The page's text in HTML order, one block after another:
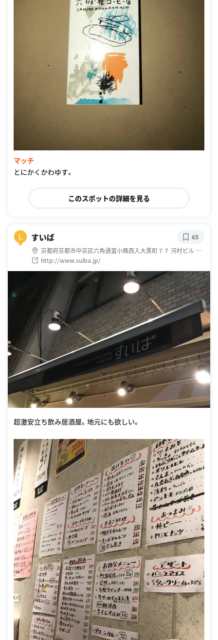
マッチ
とにかくかわゆす。
このスポットの詳細を見る
L すいば
京都府京都市中京区六角通富小路西入大黒町７７ 河村ビル 六
角通）７７
http://www.suiba.jp/
65
超激安立ち飲み居酒屋。地元にも欲しい。